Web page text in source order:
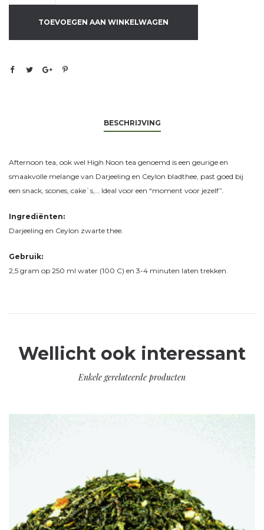
TOEVOEGEN AAN WINKELWAGEN
BESCHRIJVING
Afternoon tea, ook wel High Noon tea genoemd is een geurige en
smaakvolle melange van Darjeeling en Ceylon bladthee, past goed bij
een snack, scones, cake`s,… Ideal voor een “moment voor jezelf”.
Ingrediënten:
Darjeeling en Ceylon zwarte thee.
Gebruik:
2,5 gram op 250 ml water (100 C) en 3-4 minuten laten trekken.
Wellicht ook interessant
Enkele gerelateerde producten